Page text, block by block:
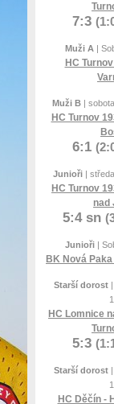
7:3
Muži A |
HC
Muži B |
HC Turnov
6:1
Junioři| středa
HC Turnov
nad
5:4 sn
Junioři|
BK Nová
Starší dorost
HC Lomnice
5:3
Starší dorost
HC Děčín -